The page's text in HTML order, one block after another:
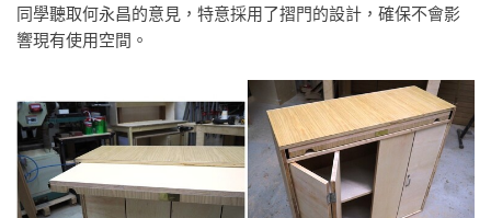
同學聽取何永昌的意見，特意採用了摺門的設計，確保不會影
響現有使用空間。